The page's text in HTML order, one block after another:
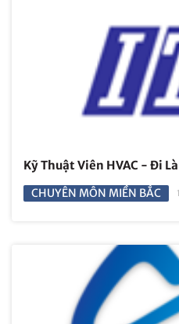
Kỹ Thuật Viên HVAC - Đi
CHUYÊN MÔN MIỀN BẮC